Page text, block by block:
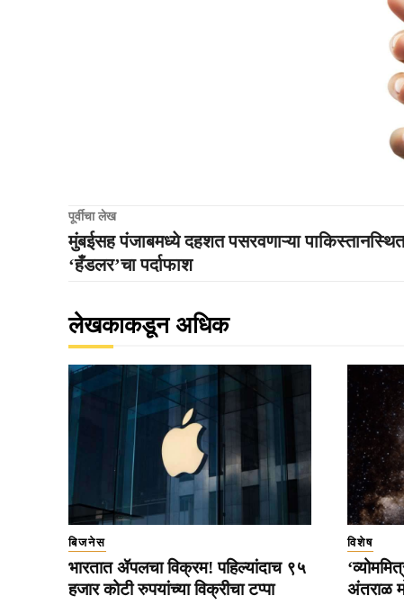
पूर्वीचा लेख
मुंबईसह पंजाबमध्ये दहशत पसरवणाऱ्या पाकिस्तानस्थित
‘हँडलर’चा पर्दाफाश
लेखकाकडून अधिक
बिजनेस
भारतात ॲपलचा विक्रम! पहिल्यांदाच ९५
हजार कोटी रुपयांच्या विक्रीचा टप्पा
विशेष
अंतराळ